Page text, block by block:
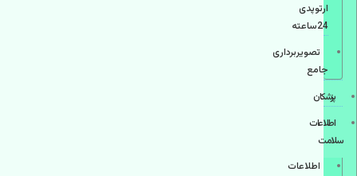
ارتوپدی
24ساعته
تصویربرداری
جامع
پزشكان
اطلاعات
سلامت
اطلاعات